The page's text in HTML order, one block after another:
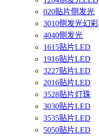
020贴片侧发光
3010侧发光幻彩
4040侧发光
1615贴片LED
1916贴片LED
3227贴片LED
2016贴片LED
3528贴片灯珠
3030贴片LED
3535贴片LED
5050贴片LED